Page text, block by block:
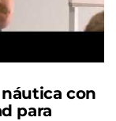
con
para